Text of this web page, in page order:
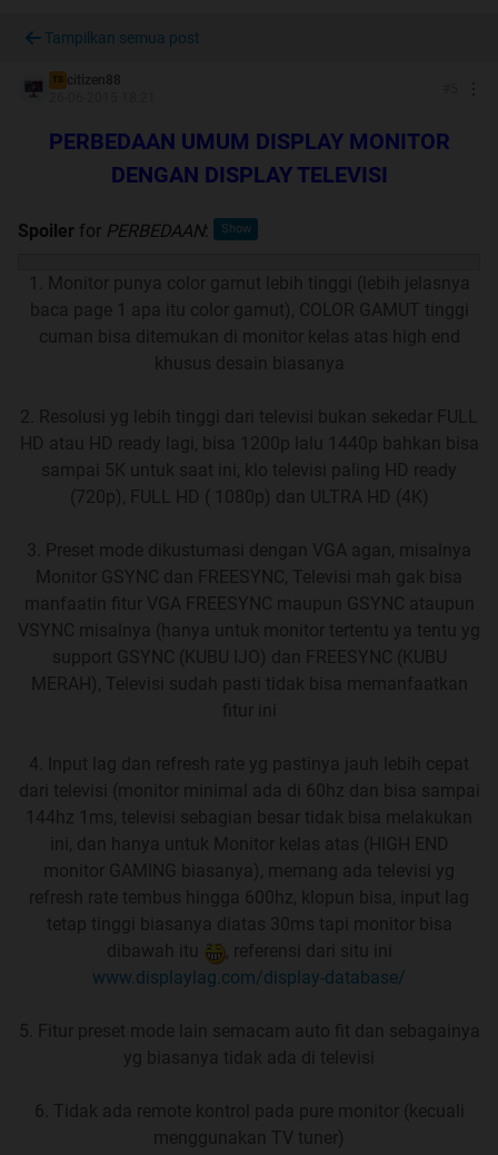
MONITORDI SPLA YGUIDE
SHARING bagi Teman2 yang sedang mencari tahu
juga sebagai
BAHAN PERTIMBANGANdalam membeli
MONITOR.
RULES
1. Secara umum harus mematuhiATURAN POSTING DI
KASKUS
2. DILARANG MEREFERENSIKAN TIPE SECARA"ONE
LINER" DALAM ARTIAN HANYA MEREFERENSIKAN
LENGKAP AGAR TIDAK MENYESATKAN & BISA DI-
PERTANGGUNGJAWAB-KAN
3. BOLEH BERDEBAT MEGENAI MEREK & TIPE
TERTENTU TERMASUK FITURNYA
ASALKAN BISA
DIPERTANGGUNGJAWAB-KAN DENGAN DATA &
LOGIKA DAN BUKAN ASUMSI, CONTOH DENGAN
REVIEW PEMAKAIAN (NEGATIF MAUPUN POSITIF),
4.PERTANYAAN YG JAWABANNYA BISA
DIGOOGLING ATO ADA DI PEJONESEBAIKNYA
TIDAK DITANYAKAN LAGI KECUALI UNTUK
MEMASTIKAN KEBENARANNYA (KALAU RAGU)
5. PERTANYAAN MENYANGKUT HARGA & YG
MENYANGKUT REKOMENDASI SOAL TIPE MONITOR
BERDASAR BUJET & TIDAK MENYEBUTKAN TIPE
SAMA SEKALI TOLONG SILAKAN TERLEBIH DAHULU
MELAMPIRKANNAMA TOKO/SUMBER TOKO/SALES
YG GAK ADA DI LISTING TOKO YG SEBELUMNYA
DISEBUTKAN) YG MEMUATLISTING MONITOR
SURUH PILIHKAN/REKOMENKAN/MINTA ANALISA
MAKA TIDAK JADI MASALAH, TIDAK PERLU
Tampilkan semua post
TS citizen88
PERBEDAAN UMUM DISPLAY MONITOR
DENGAN DISPLAY TELEVISI
Spoiler for PERBEDAAN:
1. Monitor punya color gamut lebih tinggi (lebih jelasnya
baca page 1 apa itu color gamut), COLOR GAMUT tinggi
cuman bisa ditemukan di monitor kelas atas high end
khusus desain biasanya
2. Resolusi yg lebih tinggi dari televisi bukan sekedar FULL
HD atau HD ready lagi, bisa 1200p lalu 1440p bahkan bisa
sampai 5K untuk saat ini, klo televisi paling HD ready
(720p), FULL HD ( 1080p) dan ULTRA HD (4K)
3. Preset mode dikustumasi dengan VGA agan, misalnya
Monitor GSYNC dan FREESYNC, Televisi mah gak bisa
manfaatin fitur VGA FREESYNC maupun GSYNC ataupun
VSYNC misalnya (hanya untuk monitor tertentu ya tentu yg
support GSYNC (KUBU IJO) dan FREESYNC (KUBU
MERAH), Televisi sudah pasti tidak bisa memanfaatkan
fitur ini
4. Input lag dan refresh rate yg pastinya jauh lebih cepat
dari televisi (monitor minimal ada di 60hz dan bisa sampai
144hz 1ms, televisi sebagian besar tidak bisa melakukan
ini, dan hanya untuk Monitor kelas atas (HIGH END
monitor GAMING biasanya), memang ada televisi yg
refresh rate tembus hingga 600hz, klopun bisa, input lag
tetap tinggi biasanya diatas 30ms tapi monitor bisa
dibawah itu
, referensi dari situ ini
www.displaylag.com/display-database/
5. Fitur preset mode lain semacam auto fit dan sebagainya
yg biasanya tidak ada di televisi
6. Tidak ada remote kontrol pada pure monitor (kecuali
menggunakan TV tuner)